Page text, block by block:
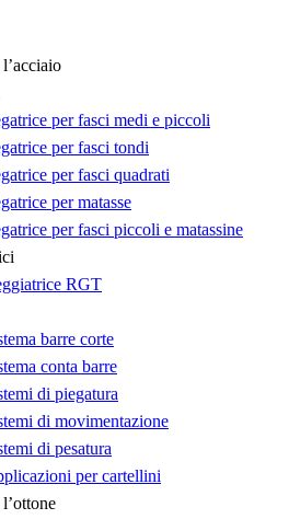
per fasci medi e piccoli
per fasci tondi
per fasci quadrati
per matasse
per fasci piccoli e matassine
RGT
barre corte
conta barre
di piegatura
di movimentazione
di pesatura
per cartellini